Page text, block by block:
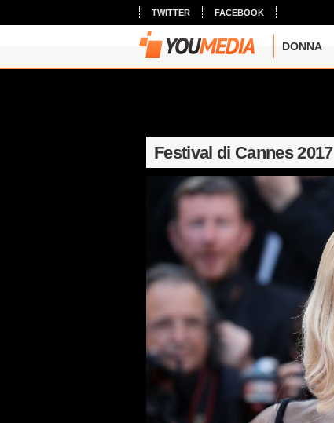
TWITTER FACEBOOK
DONNA
Festival di Cannes 2017